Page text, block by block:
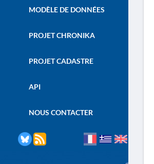
MODÈLE DE DONNÉES
PROJET CHRONIKA
PROJET CADASTRE
API
NOUS CONTACTER